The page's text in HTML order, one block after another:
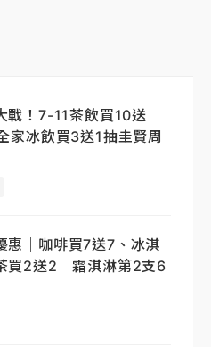
戰！7-11茶飲買10送
冰飲買3送1抽圭賢周
惠｜咖啡買7送7、冰淇
買2送2 霜淇淋第2支6